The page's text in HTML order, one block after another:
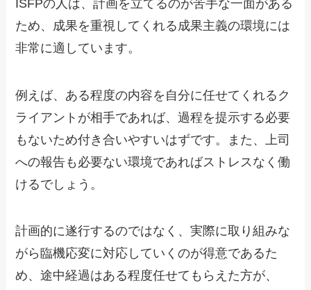
ISFPの人は、計画を立てるのが苦手な一面がある
ため、成果を重視してくれる成果主義の環境には
非常に適しています。
例えば、ある程度の内容を自分に任せてくれるク
ライアントが相手であれば、過程を提示する必要
もないため付き合いやすいはずです。また、上司
への報告も必要ない環境であればストレスなく働
けるでしょう。
計画的に遂行するのではなく、実際に取り組みな
がら臨機応変に対応していくのが得意であるた
め、途中経過はある程度任せてもらえた方が、